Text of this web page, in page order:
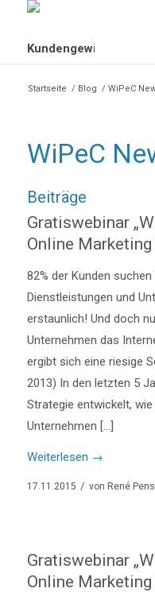
Startseite / Blog / WiPeC
WiPeC
Beiträge
Gratiswebinar
Online Marketing
82% der Kunden
Dienstleistungen und
erstaunlich! Und doch
Unternehmen das
ergibt sich eine riesige
2013) In den letzten 5
Strategie entwickelt,
Unternehmen […]
Weiterlesen →
17.11.2015 / von René
Gratiswebinar
Online Marketing